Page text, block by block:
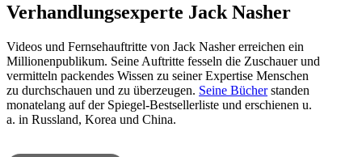
Verhandlungsexperte Jack Nasher
Videos und Fernsehauftritte von Jack Nasher erreichen ein
Millionenpublikum. Seine Auftritte fesseln die Zuschauer und
vermitteln packendes Wissen zu seiner Expertise Menschen
zu durchschauen und zu überzeugen. Seine Bücherstanden
monatelang auf der Spiegel-Bestsellerliste und erschienen u.
a. in Russland, Korea und China.